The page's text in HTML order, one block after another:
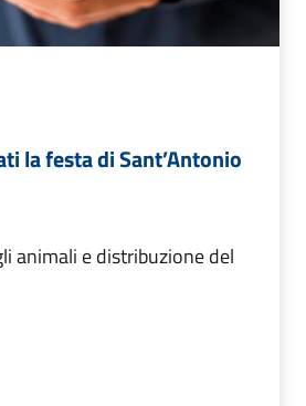
la festa di Sant’Antonio
animali e distribuzione del